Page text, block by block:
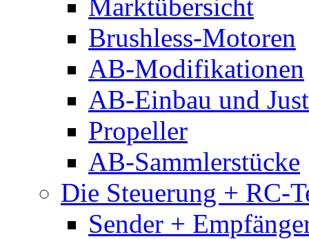
Marktübersicht
Brushless-Motoren
AB-Modifikationen
AB-Einbau und
Propeller
AB-Sammlerstücke
Die Steuerung + RC-
Sender +